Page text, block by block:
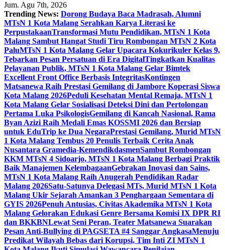
Jum. Agu 7th, 2026
Trending News: Dorong Budaya Baca Madrasah, Alumni
MTsN 1 Kota Malang Serahkan Karya Literasi ke
PerpustakaanTransformasi Mutu Pendidikan, MTsN 1 Kota
Malang Sambut Hangat Studi Tiru Rombongan MTsN 2 Kota
PaluMTsN 1 Kota Malang Gelar Upacara Kokurikuler Kelas 9,
Tebarkan Pesan Persatuan di Era DigitalTingkatkan Kualitas
Pelayanan Publik, MTsN 1 Kota Malang Gelar Bimtek
Excellent Front Office Berbasis IntegritasKontingen
Matsanewa Raih Prestasi Gemilang di Jambore Koperasi Siswa
Kota Malang 2026Peduli Kesehatan Mental Remaja, MTsN 1
Kota Malang Gelar Sosialisasi Deteksi Dini dan Pertolongan
Pertama Luka PsikologisGemilang di Kancah Nasional, Rama
Byan Azizi Raih Medali Emas KOSSMI 2026 dan Bersiap
untuk EduTrip ke Dua NegaraPrestasi Gemilang, Murid MTsN
1 Kota Malang Tembus 20 Penulis Terbaik Cerita Anak
Nusantara Gramedia-KemendikdasmenSambut Rombongan
KKM MTsN 4 Sidoarjo, MTsN 1 Kota Malang Berbagi Praktik
Baik Manajemen KelembagaanGebrakan Inovasi dan Sains,
MTsN 1 Kota Malang Raih Anugerah Pendidikan Radar
Malang 2026Satu-Satunya Delegasi MTs, Murid MTsN 1 Kota
Malang Ukir Sejarah Amankan 3 Penghargaan Sementara di
GYIS 2026Penuh Antusias, Civitas Akademika MTsN 1 Kota
Malang Gelorakan Edukasi Genre Bersama Komisi IX DPR RI
dan BKKBNLewat Seni Peran, Teater Matsanewa Suarakan
Pesan Anti-Bullying di PAGSETA #4 Sanggar AngkasaMenuju
Predikat Wilayah Bebas dari Korupsi, Tim Inti ZI MTsN 1